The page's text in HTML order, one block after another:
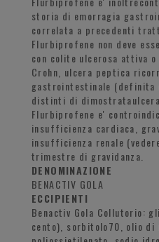
storia di emorragia
correlata a precedenti
Flurbiprofene non deve
con colite ulcerosa attiva
Crohn, ulcera peptica
gastrointestinale (definita
distinti di
Flurbiprofene e'
insufficienza cardiaca,
insufficienza renale
trimestre di gravidanza.
DENOMINAZIONE
BENACTIV GOLA
ECCIPIENTI
Benactiv Gola Collutorio:
cento), sorbitolo70, olio